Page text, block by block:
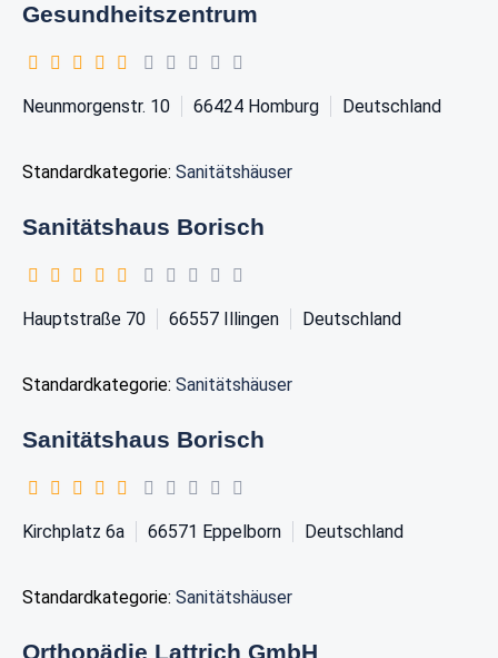
Gesundheitszentrum
Neunmorgenstr. 10 66424 Homburg Deutschland
Standardkategorie: Sanitätshäuser
Sanitätshaus Borisch
Hauptstraße 70 66557 Illingen Deutschland
Standardkategorie: Sanitätshäuser
Sanitätshaus Borisch
Kirchplatz 6a 66571 Eppelborn Deutschland
Standardkategorie: Sanitätshäuser
Orthopädie Lattrich GmbH